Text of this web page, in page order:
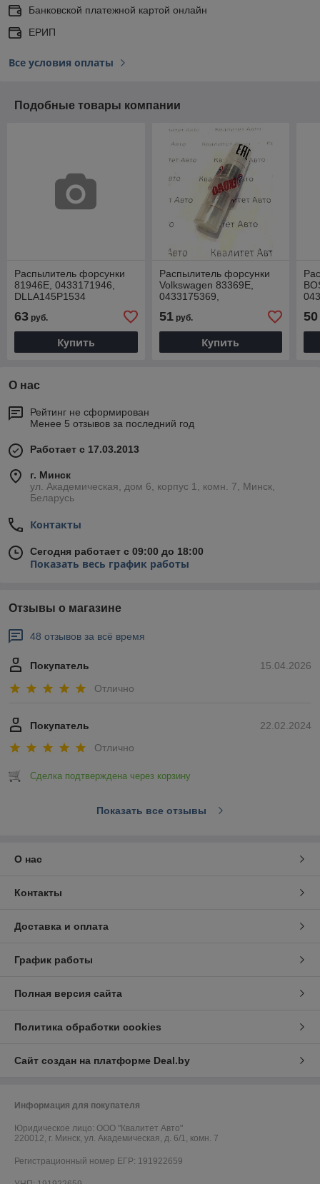
Банковской платежной картой онлайн
ЕРИП
Все условия оплаты
Подобные товары компании
Распылитель форсунки
81946E, 0433171946,
DLLA145P1534
63 руб.
Купить
Распылитель форсунки
Volkswagen 83369E,
0433175369,
2437010143
51руб.
Купить
50
О нас
Рейтинг не сформирован
Менее 5 отзывов за последний год
Работает с 17.03.2013
г. Минск
ул. Академическая, дом 6, корпус 1, комн. 7, Минск,
Беларусь
Контакты
Сегодня работает с 09:00 до 18:00
Показать весь график работы
Отзывы о магазине
48 отзывов за всё время
15.04.2026
Покупатель
Отлично
22.02.2024
Покупатель
Отлично
Сделка подтверждена через корзину
Показать все отзывы
О нас
Контакты
Доставка и оплата
График работы
Полная версия сайта
Политика обработки cookies
Сайт создан на платформе Deal.by
Информация для покупателя
Юридическое лицо: ООО "Квалитет Авто"
220012, г. Минск, ул. Академическая, д. 6/1, комн. 7
Регистрационный номер ЕГР: 191922659